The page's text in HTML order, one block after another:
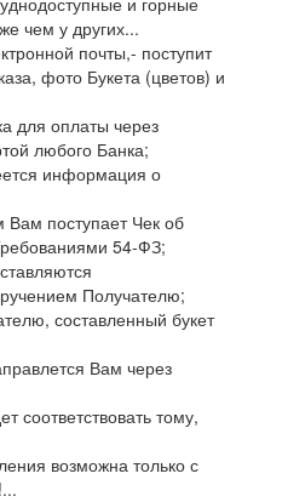
чем у других...
почты,- поступит
фото Букета (цветов) и
для оплаты через
любого Банка;
информация о
поступает Чек об
54-ФЗ;
Получателю;
составленный букет
Вам через
соответствовать тому,
возможна только с